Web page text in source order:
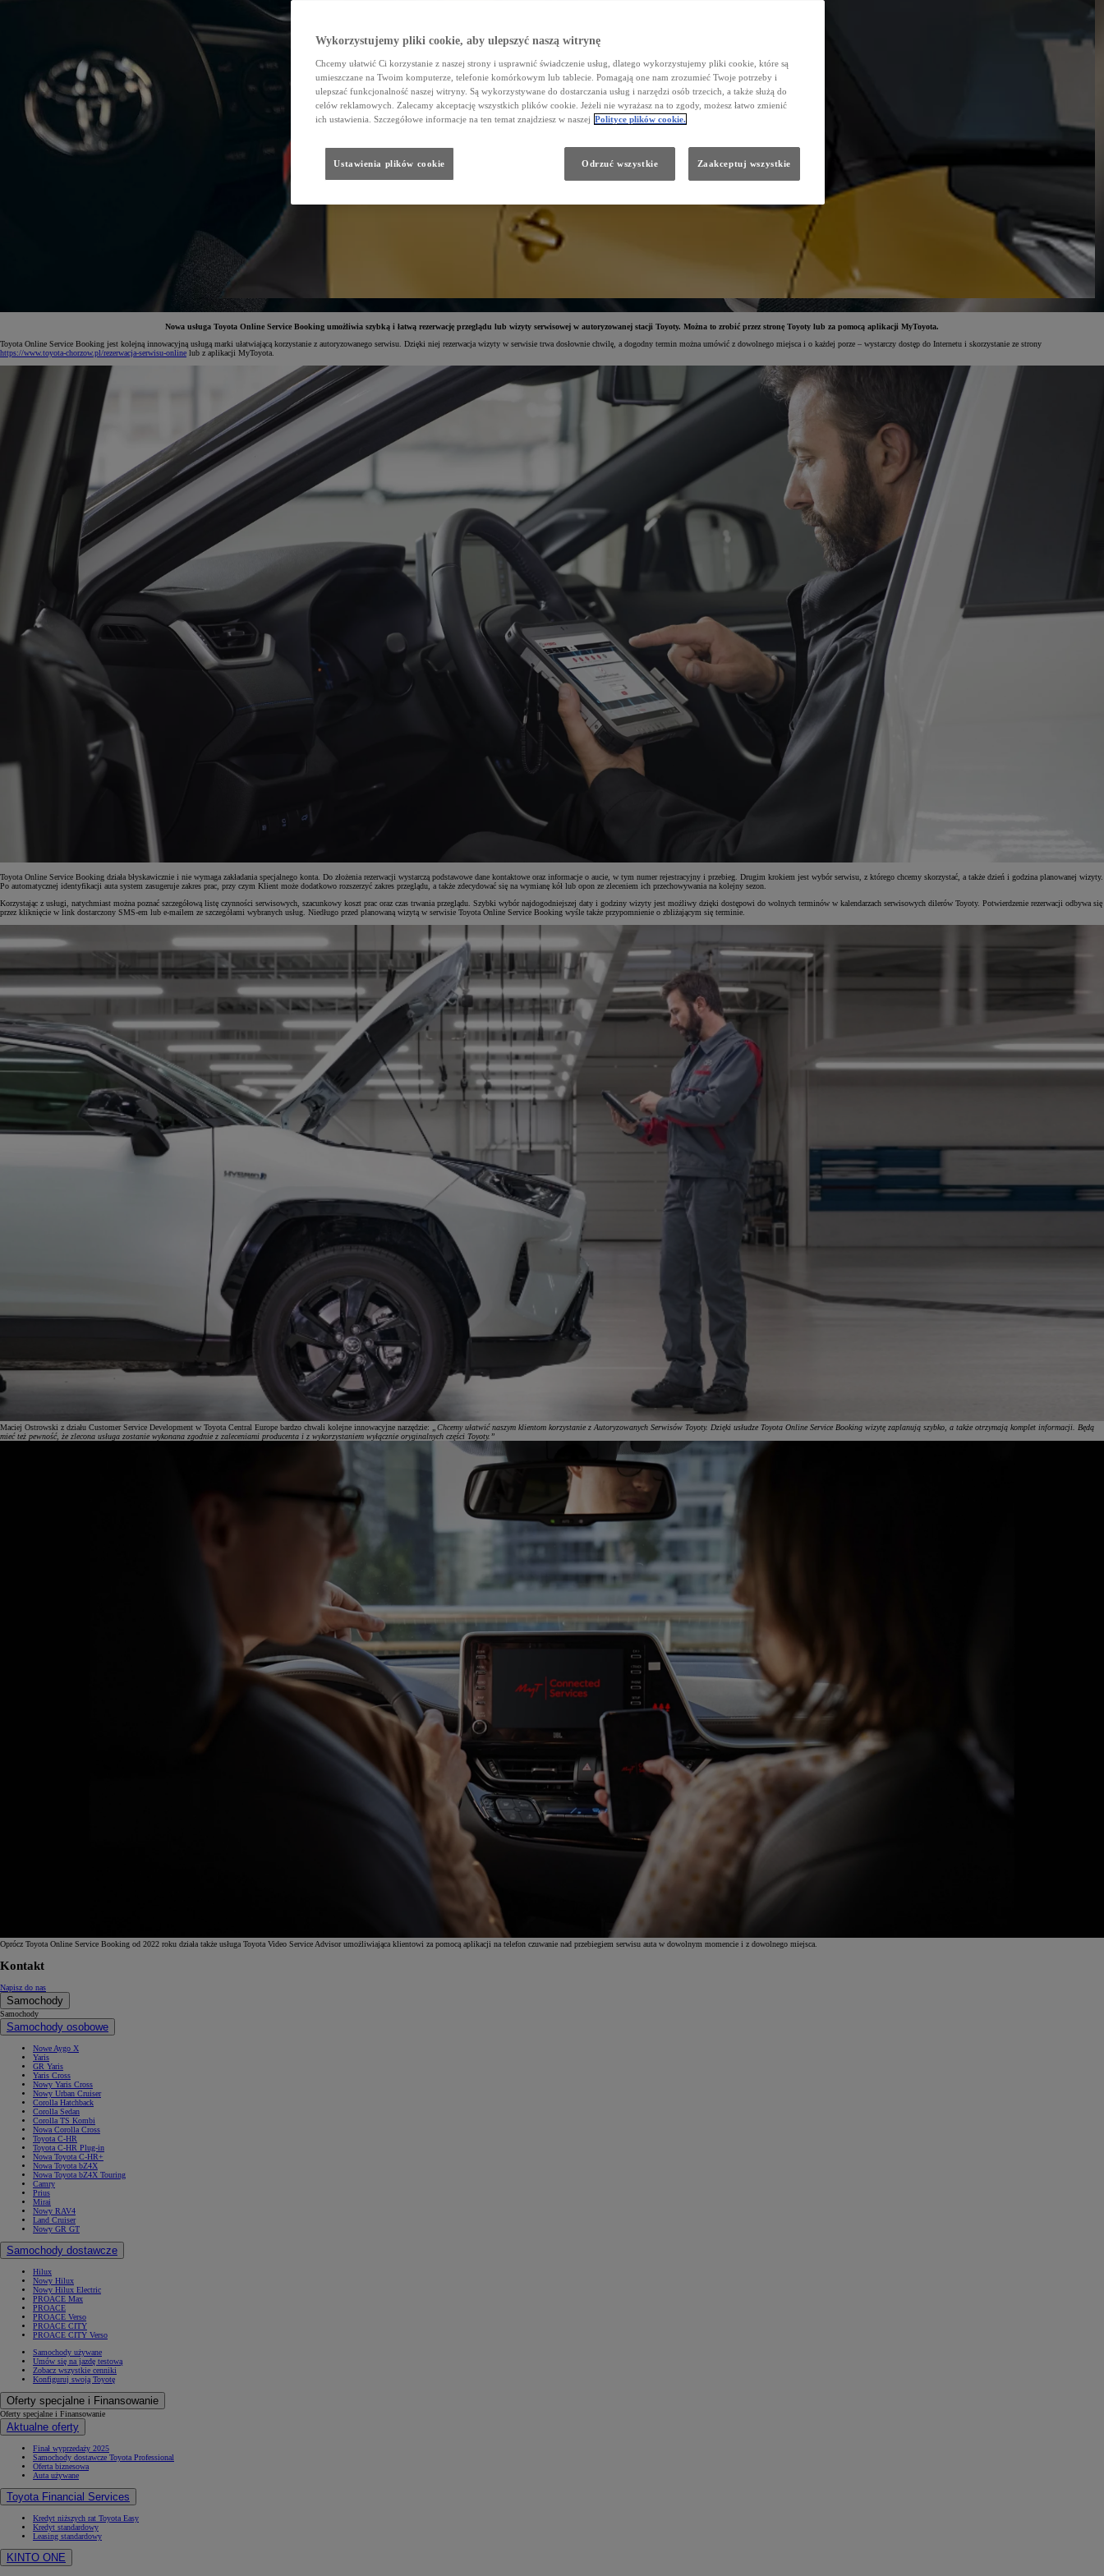
Od81 900 zł
HYBRID
Od105 300 zł
Corolla Hatchback
HYBRID
Nowa usługa Toyota Online Service Booking umożliwia szybką i łatwą rezerwację przeglądu lub wizyty serwisowej w autoryzowanej stacji Toyoty. Można to zrobić przez stronę Toyoty lub za pomocą aplikacji MyToyota.
Toyota Online Service Booking jest kolejną innowacyjną usługą marki ułatwiającą korzystanie z autoryzowanego serwisu. Dzięki niej rezerwacja wizyty w serwisie trwa dosłownie chwilę, a dogodny termin można umówić z dowolnego miejsca i o każdej porze – wystarczy dostęp do Internetu i skorzystanie ze strony
https://www.toyota-chorzow.pl/rezerwacja-serwisu-online lub z aplikacji MyToyota.
Toyota Online Service Booking działa błyskawicznie i nie wymaga zakładania specjalnego konta. Do złożenia rezerwacji wystarczą podstawowe dane kontaktowe oraz informacje o aucie, w tym numer rejestracyjny i przebieg. Drugim krokiem jest wybór serwisu, z którego chcemy skorzystać, a także dzień i godzina planowanej wizyty.
Po automatycznej identyfikacji auta system zasugeruje zakres prac, przy czym Klient może dodatkowo rozszerzyć zakres przeglądu, a także zdecydować się na wymianę kół lub opon ze zleceniem ich przechowywania na kolejny sezon.
Korzystając z usługi, natychmiast można poznać szczegółową listę czynności serwisowych, szacunkowy koszt prac oraz czas trwania przeglądu. Szybki wybór najdogodniejszej daty i godziny wizyty jest możliwy dzięki dostępowi do wolnych terminów w kalendarzach serwisowych dilerów Toyoty. Potwierdzenie rezerwacji odbywa się
przez kliknięcie w link dostarczony SMS-em lub e-mailem ze szczegółami wybranych usług. Niedługo przed planowaną wizytą w serwisie Toyota Online Service Booking wyśle także przypomnienie o zbliżającym się terminie.
Maciej Ostrowski z działu Customer Service Development w Toyota Central Europe bardzo chwali kolejne innowacyjne narzędzie: „Chcemy ułatwić naszym klientom korzystanie z Autoryzowanych Serwisów Toyoty. Dzięki usłudze Toyota Online Service Booking wizytę zaplanują szybko, a także otrzymają komplet informacji. Będą
mieć też pewność, że zlecona usługa zostanie wykonana zgodnie z zaleceniami producenta i z wykorzystaniem wyłącznie oryginalnych części Toyoty.”
Oprócz Toyota Online Service Booking od 2022 roku działa także usługa Toyota Video Service Advisor umożliwiająca klientowi za pomocą aplikacji na telefon czuwanie nad przebiegiem serwisu auta w dowolnym momencie i z dowolnego miejsca.
Kontakt
Napisz do nas
Samochody
Samochody
Samochody osobowe
Nowe Aygo X
Yaris
GR Yaris
Yaris Cross
Nowy Yaris Cross
Nowy Urban Cruiser
Corolla Hatchback
Corolla Sedan
Corolla TS Kombi
Nowa Corolla Cross
Toyota C-HR
Toyota C-HR Plug-in
Nowa Toyota C-HR+
Nowa Toyota bZ4X
Nowa Toyota bZ4X Touring
Camry
Prius
Mirai
Nowy RAV4
Land Cruiser
Nowy GR GT
Samochody dostawcze
Hilux
Nowy Hilux
Nowy Hilux Electric
PROACE Max
PROACE
PROACE Verso
PROACE CITY
PROACE CITY Verso
Samochody używane
Umów się na jazdę testową
Zobacz wszystkie cenniki
Konfiguruj swoją Toyotę
Oferty specjalne i Finansowanie
Oferty specjalne i Finansowanie
Aktualne oferty
Finał wyprzedaży 2025
Samochody dostawcze Toyota Professional
Oferta biznesowa
Auta używane
Toyota Financial Services
Kredyt niższych rat Toyota Easy
Kredyt standardowy
Leasing standardowy
KINTO ONE
Wykorzystujemy pliki cookie, aby ulepszyć naszą witrynę
Chcemy ułatwić Ci korzystanie z naszej strony i usprawnić świadczenie usług, dlatego wykorzystujemy pliki cookie, które są
umieszczane na Twoim komputerze, telefonie komórkowym lub tablecie. Pomagają one nam zrozumieć Twoje potrzeby i
ulepszać funkcjonalność naszej witryny. Są wykorzystywane do dostarczania usług i narzędzi osób trzecich, a także służą do
celów reklamowych. Zalecamy akceptację wszystkich plików cookie. Jeżeli nie wyrażasz na to zgody, możesz łatwo zmienić
ich ustawienia. Szczegółowe informacje na ten temat znajdziesz w naszej Polityce plików cookie.
Odrzuć wszystkie Zaakceptuj wszystkie
Ustawienia plików cookie